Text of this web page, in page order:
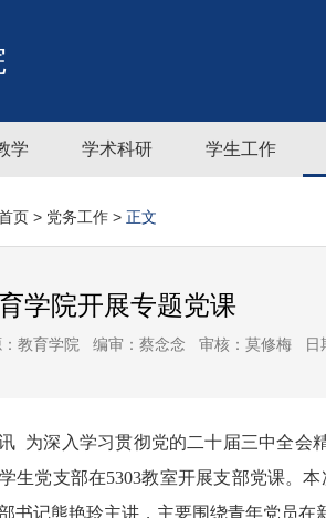
学 学术科研 学生工作
页 > 党务工作 > 正文
学院开展专题党课
：教育学院 编审：蔡念念 审核：莫修梅 日
为深入学习贯彻党的二十届三中全会
生党支部在5303教室开展支部党课。本
书记熊艳玲主讲 ，主要围绕青年党员